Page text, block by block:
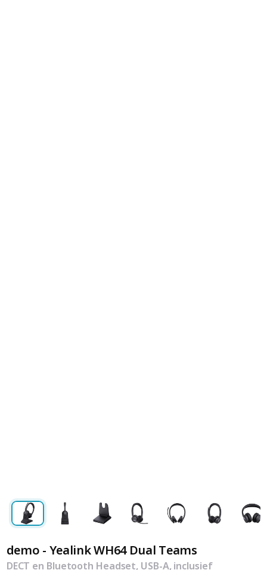
demo - Yealink WH64 Dual Teams
DECT en Bluetooth Headset, USB-A, inclusief